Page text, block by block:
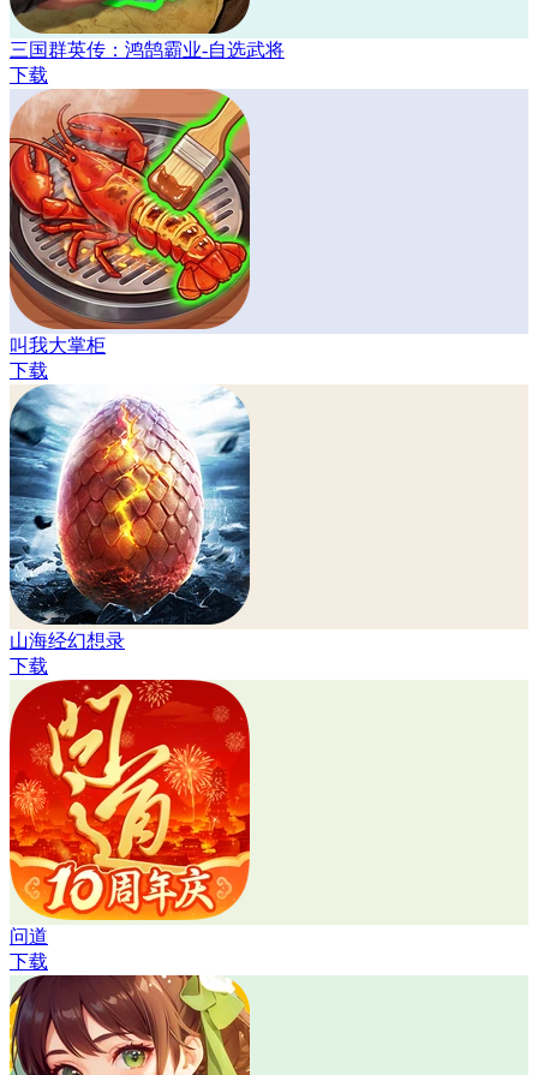
三国群英传：鸿鹄霸业-自选武将
下载
叫我大掌柜
下载
山海经幻想录
下载
问道
下载